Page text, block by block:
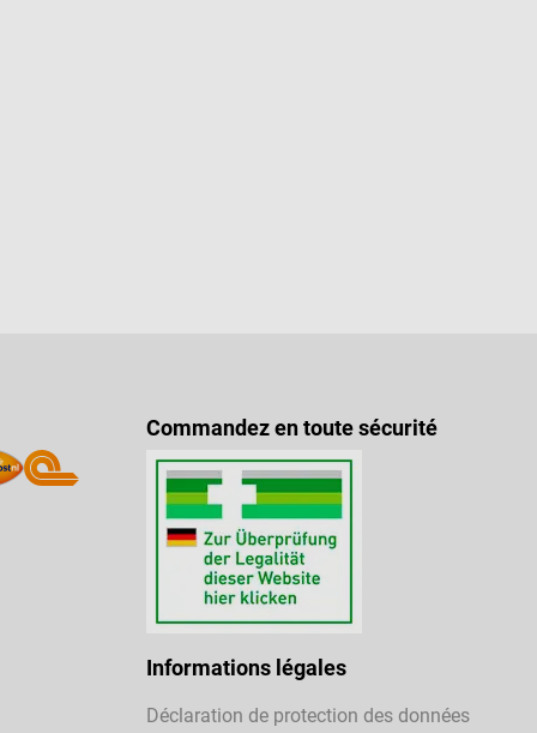
Commandez en toute sécurité
Informations légales
Déclaration de protection des données